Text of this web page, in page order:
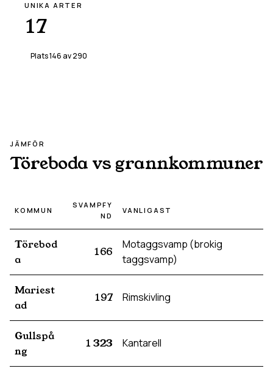
UNIKA ARTER
17
Plats146 av290
JÄMFÖR
Töreboda vs grannkommuner
KOMMUN
SVAMPFY
ND
VANLIGAST
Törebod
a
166
Motaggsvamp (brokig
taggsvamp)
Mariest
ad
197 Rimskivling
Gullspå
ng
1 323 Kantarell